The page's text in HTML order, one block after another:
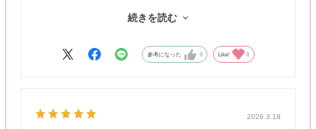
学校メイクやオフィスメイクに合わせるのもGood！！
続きを読む
参考になった 0 Like! 0
2026.3.18